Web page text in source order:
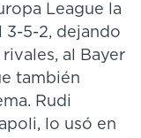
League la
3-5-2, dejando
al Bayer
también
Rudi
lo usó en